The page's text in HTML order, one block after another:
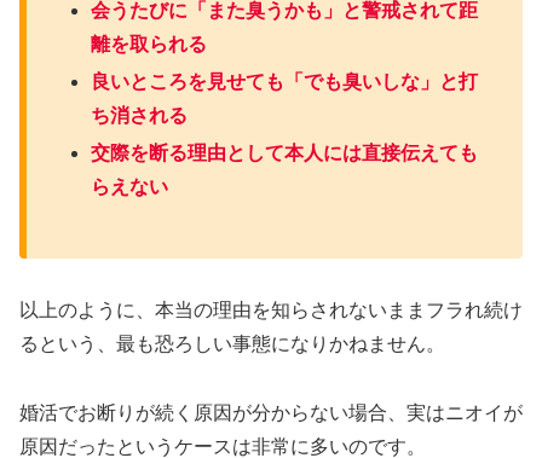
会うたびに「また臭うかも」と警戒されて距
離を取られる
良いところを見せても「でも臭いしな」と打
ち消される
交際を断る理由として本人には直接伝えても
らえない
以上のように、本当の理由を知らされないままフラれ続け
るという、最も恐ろしい事態になりかねません。
婚活でお断りが続く原因が分からない場合、実はニオイが
原因だったというケースは非常に多いのです。